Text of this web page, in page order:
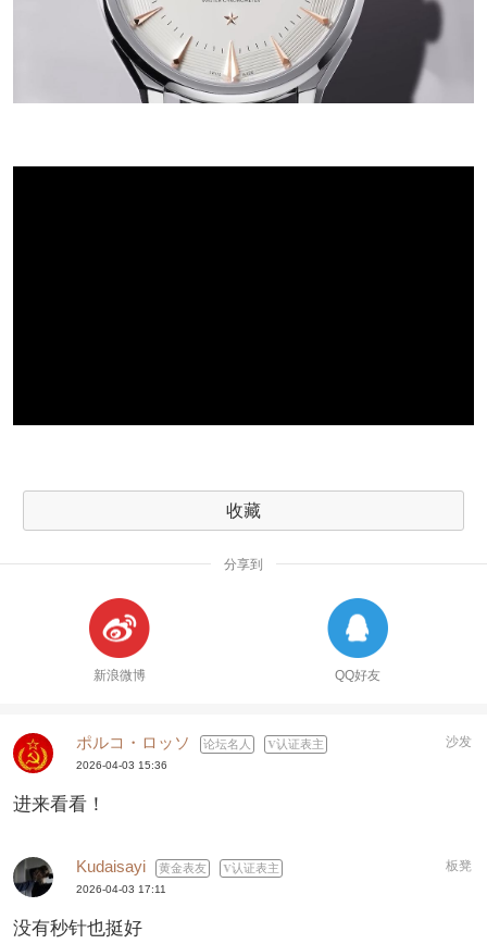
收藏
分享到
新浪微博 QQ好友
ポルコ・ロッソ 论坛名人 认证表主 沙发
2026-04-03 15:36
进来看看！
Kudaisayi 黄金表友 认证表主 板凳
2026-04-03 17:11
没有秒针也挺好